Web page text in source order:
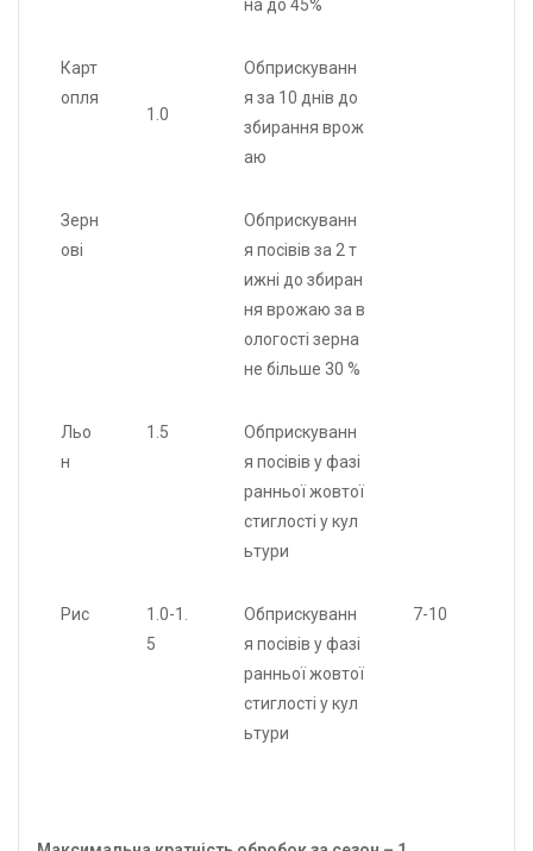
на до 45%
Карт
опля
1.0
Обприскуванн
я за 10 днів до
збирання врож
аю
Зерн
ові
Обприскуванн
я посівів за 2 т
ижні до збиран
ня врожаю за в
ологості зерна
не більше 30 %
Льо
н
1.5
Обприскуванн
я посівів у фазі
ранньої жовтої
стиглості у кул
ьтури
Рис
1.0-1.
5
Обприскуванн
я посівів у фазі
ранньої жовтої
стиглості у кул
ьтури
7-10